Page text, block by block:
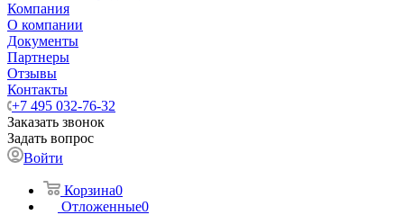
Компания
О компании
Документы
Партнеры
Отзывы
Контакты
+7 495 032-76-32
Заказать звонок
Задать вопрос
Войти
Корзина0
Отложенные0